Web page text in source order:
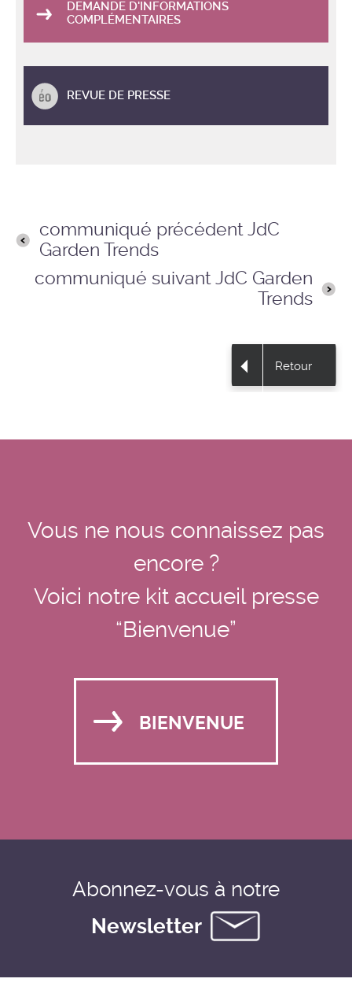
DEMANDE D'INFORMATIONS
COMPLÉMENTAIRES
REVUE DE PRESSE
communiqué précédent JdC
Garden Trends
communiqué suivant JdC Garden
Trends
Retour
Vous ne nous connaissez pas
encore ?
Voici notre kit accueil presse
“Bienvenue”
BIENVENUE
Abonnez-vous à notre
Newsletter